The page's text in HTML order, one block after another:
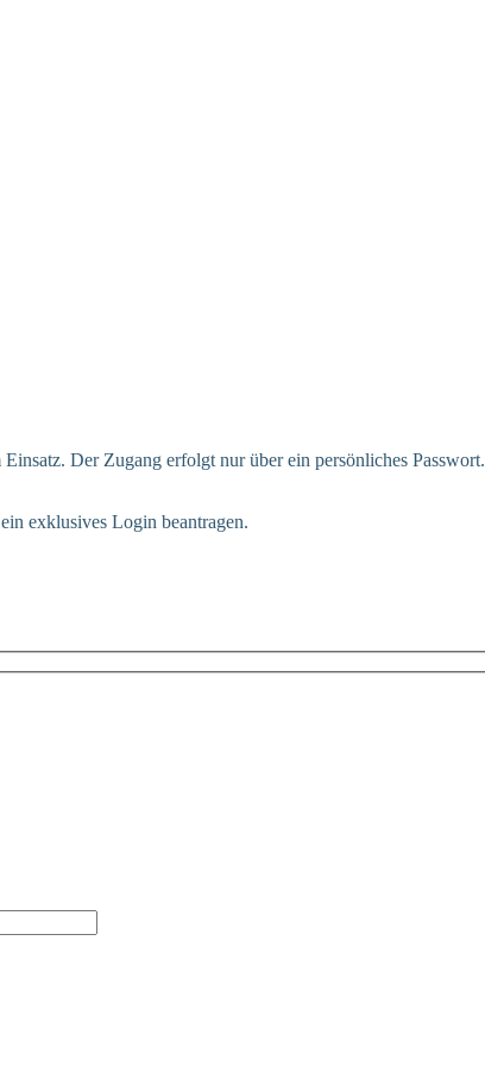
Der Zugang erfolgt nur über ein persönliches Passwort.
exklusives Login beantragen.